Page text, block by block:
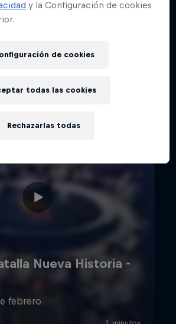
y la Configuración de cookies
de cookies
Rechazarlas todas
todas las cookies